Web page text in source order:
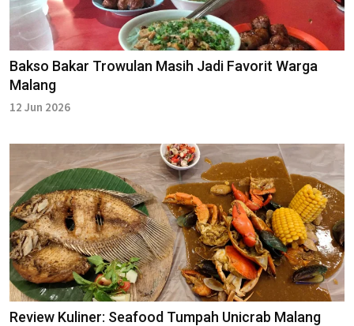
Bakso Bakar Trowulan Masih Jadi Favorit Warga
Malang
12 Jun 2026
Review Kuliner: Seafood Tumpah Unicrab Malang